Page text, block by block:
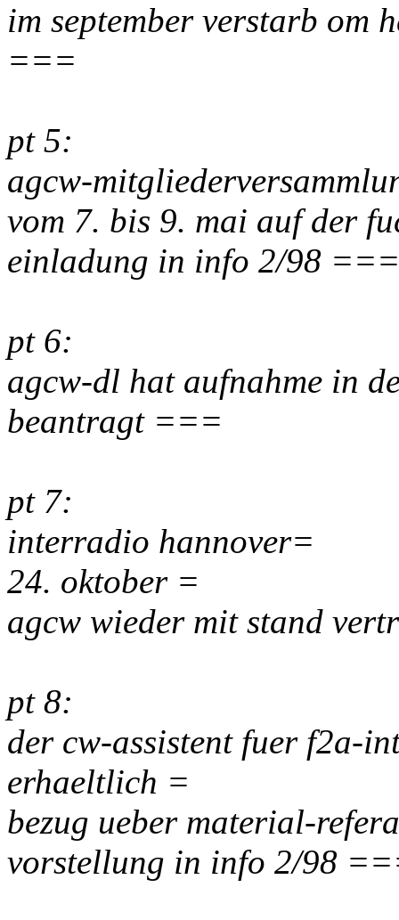
im september verstarb om
===
pt 5:
agcw-
vom 7. bis 9. mai auf der
einladung in info 2/98 ===
pt 6:
agcw-dl hat aufnahme in
beantragt ===
pt 7:
interradio hannover=
24. oktober =
agcw wieder mit stand
pt 8:
der cw-assistent fuer f2a-
erhaeltlich =
bezug ueber material-
vorstellung in info 2/98